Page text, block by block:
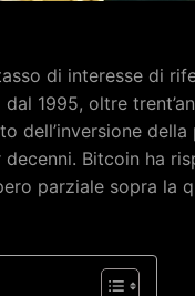
di interesse di
1995, oltre
dell’inversione
Bitcoin ha
parziale sopra la